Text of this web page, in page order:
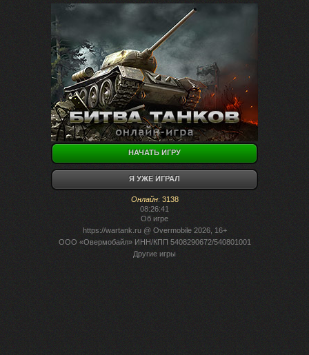
НАЧАТЬ ИГРУ
Я УЖЕ ИГРАЛ
Онлайн: 3138
08:26:41
Об игре
https://wartank.ru@ Overmobile 2026, 16+
ООО «Овермобайл» ИНН/КПП 5408290672/540801001
Другие игры